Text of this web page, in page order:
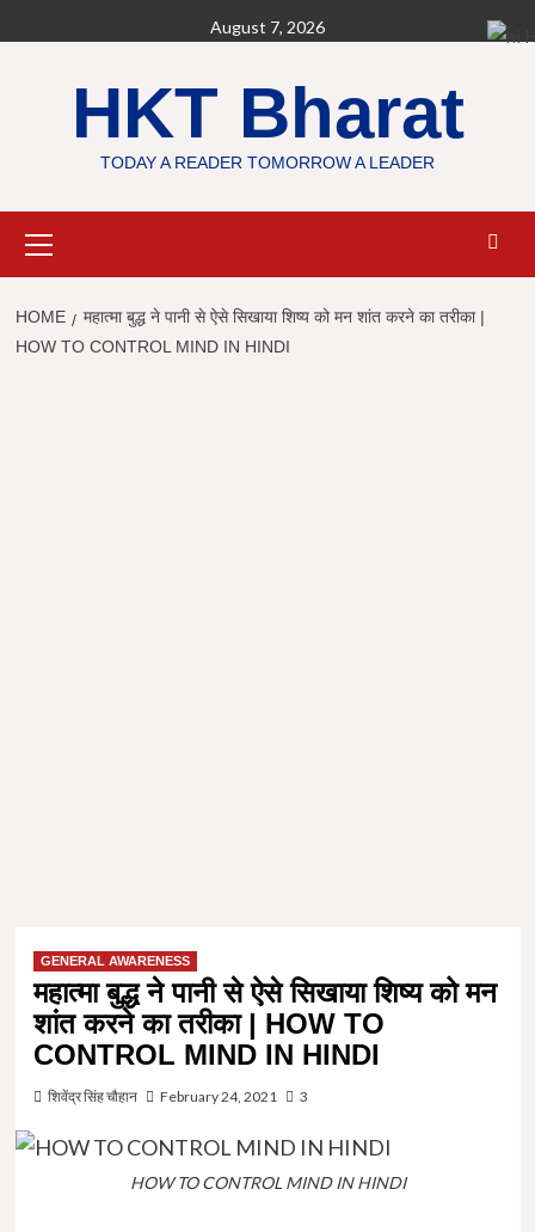
to
August 7, 2026
HKT Bharat
TODAY A READER TOMORROW A LEADER
Menu
HOME
महात्मा बुद्ध ने पानी से ऐसे सिखाया शिष्य को मन शांत करने का तरीका |
HOW TO CONTROL MIND IN HINDI
GENERAL AWARENESS
महात्मा बुद्ध ने पानी से ऐसे सिखाया शिष्य को मन
शांत करने का तरीका | HOW TO
CONTROL MIND IN HINDI
शिवेंद्र सिंह चौहान February 24, 2021 3
HOW TO CONTROL MIND IN HINDI